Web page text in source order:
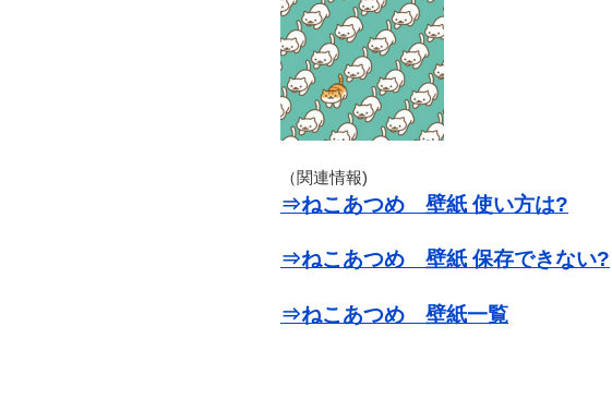
（関連情報)
⇒ねこあつめ 壁紙 使い方は?
⇒ねこあつめ 壁紙 保存できない?
⇒ねこあつめ 壁紙一覧